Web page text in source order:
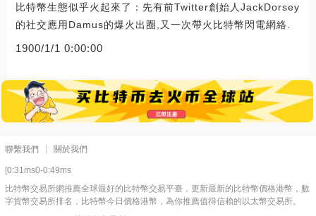
比特幣生態似乎火起來了：先有前Twitter創始人JackDorsey
的社交應用Damus的爆火出圈,又一次帶火比特幣閃電網絡.
1900/1/1 0:00:00
聯繫我們 關於我們
[0:31ms0-0:49ms
比特幣交易所網推薦全球最好的比特幣交易平臺，更新最新的比特幣價格港幣，數
字貨幣交易所排名，比特幣今日價格港幣，為你推薦值得信賴的以太幣交易所。